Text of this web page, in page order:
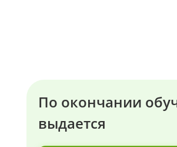
По окончании
выдается